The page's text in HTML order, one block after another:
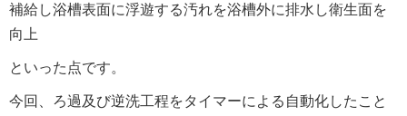
補給し浴槽表面に浮遊する汚れを浴槽外に排水し衛生面を
向上
といった点です。
今回、ろ過及び逆洗工程をタイマーによる自動化したこと